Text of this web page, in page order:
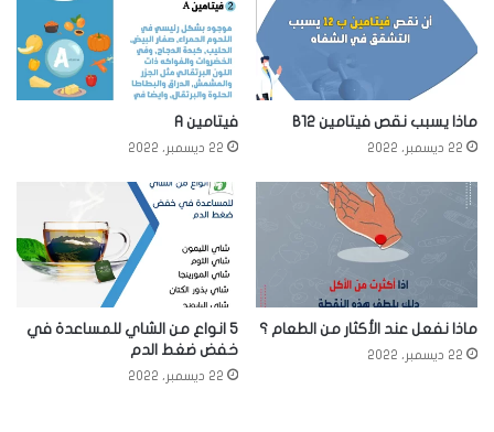
ماذا يسبب نقص فيتامين B12
22 ديسمبر، 2022
فيتامين A
22 ديسمبر، 2022
ماذا نفعل عند الأكثار من الطعام ؟
22 ديسمبر، 2022
5 انواع من الشاي للمساعدة في
خفض ضغط الدم
22 ديسمبر، 2022